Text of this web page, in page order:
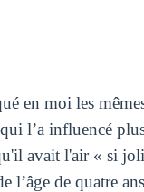
en moi les
l’a influencé
avait l'air « si
l’âge de quatre